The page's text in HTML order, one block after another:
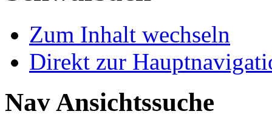
Zum Inhalt wechseln
Direkt zur
Nav Ansichtssuche